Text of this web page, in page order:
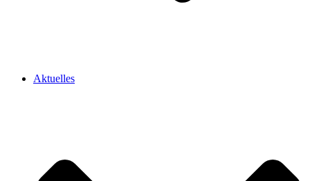
Aktuelles